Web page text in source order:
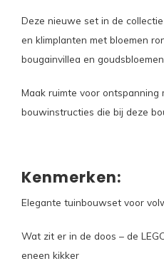
Deze nieuwe set in de
en klimplanten met bloemen
bougainvillea en
Maak ruimte voor
bouwinstructies die bij deze
Kenmerken:
Elegante tuinbouwset voor
Wat zit er in de doos – de
eneen kikker